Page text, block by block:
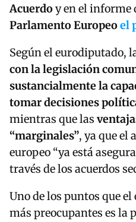
Acuerdoy en el informe
Parlamento Europeoel
Según el eurodiputado,
con la legislación
sustancialmente la
tomar decisiones
mientras que las
“marginales”, ya que el
europeo “ya está
través de los acuerdos
Uno de los puntos que
más preocupantes es la